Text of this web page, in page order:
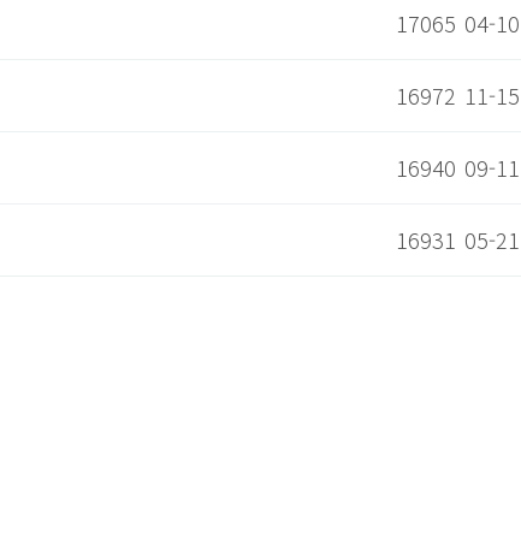
17065 04-10
16972 11-15
16940 09-11
16931 05-21